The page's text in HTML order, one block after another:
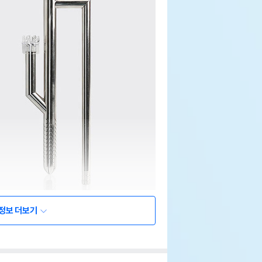
보 더보기